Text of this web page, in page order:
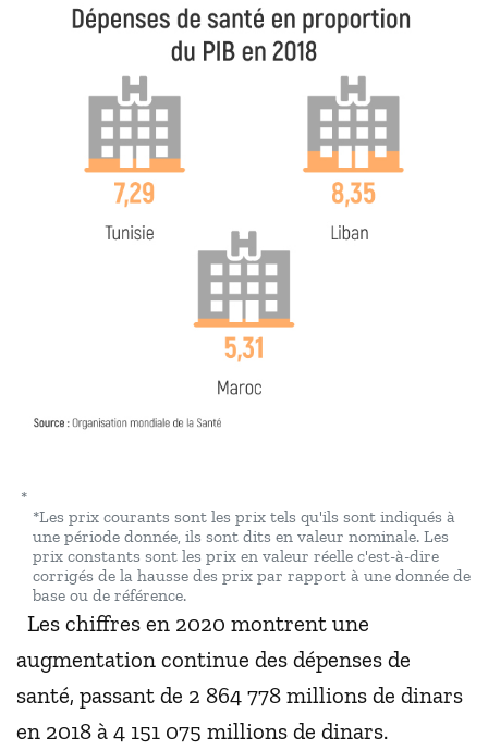
*
*Les prix courants sont les prix tels qu'ils sont indiqués à
une période donnée, ils sont dits en valeur nominale. Les
prix constants sont les prix en valeur réelle c'est-à-dire
corrigés de la hausse des prix par rapport à une donnée de
base ou de référence.
Les chiffres en 2020 montrent une
augmentation continue des dépenses de
santé, passant de 2 864 778 millions de dinars
en 2018 à 4 151 075 millions de dinars.